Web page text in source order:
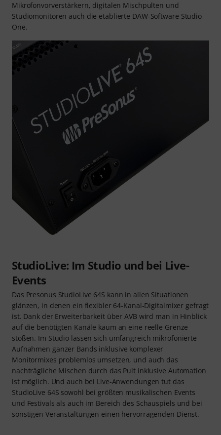
Mikrofonvorverstärkern, digitalen Mischpulten und
Studiomonitoren auch die etablierte DAW-Software Studio
One.
StudioLive: Im Studio und bei Live-
Events
Das Presonus StudioLive 64S kann in allen Situationen
glänzen, in denen ein flexibler 64-Kanal-Digitalmixer gefragt
ist. Dank der Erweiterbarkeit über AVB wird man in Hinblick
auf die benötigten Kanäle kaum an eine reelle Grenze
stoßen. Im Studio lassen sich umfangreich mikrofonierte
Aufnahmen ganzer Bands inklusive komplexer
Monitormixes problemlos umsetzen, und auch das
nachträgliche Mischen durch das Pult inklusive Automation
ist möglich. Und auch bei Live-Anwendungen tut das
StudioLive 64S sowohl bei größten musikalischen Events
und Festivals als auch im Bereich des Schauspiels und bei
sonstigen Veranstaltungen einen hervorragenden Dienst.